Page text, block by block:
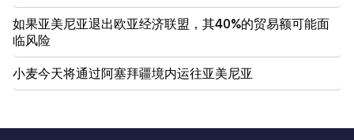
如果亚美尼亚退出欧亚经济联盟，其40%的贸易额可能面
临风险
小麦今天将通过阿塞拜疆境内运往亚美尼亚